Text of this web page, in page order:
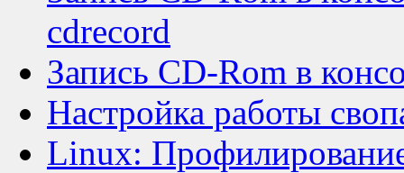
cdrecord
Запись CD-Rom в
Настройка работы
Linux: